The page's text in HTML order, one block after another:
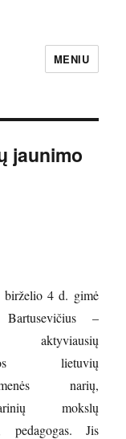
MENIU
jaunimo
birželio 4 d. gimė
–
aktyviausių
lietuvių
narių,
mokslų
pedagogas. Jis